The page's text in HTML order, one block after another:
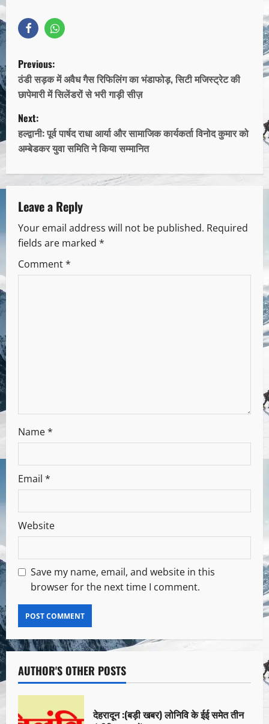
Previous:
ठंडी सड़क में अवैध गैस रिफिलिंग का भंडाफोड़, सिटी मजिस्ट्रेट की
छापेमारी में सिलेंडरों से भरी गाड़ी सीज़
Next:
हल्द्वानी: पूर्व पार्षद राधा आर्या और सामाजिक कार्यकर्ता विनोद कुमार को
अम्बेडकर युवा समिति ने किया सम्मानित
Leave a Reply
Your email address will not be published. Required
fields are marked *
Comment*
Name*
Email *
Website
Save my name, email, and website in this
browser for the next time I comment.
AUTHOR'S OTHER POSTS
देहरादून :(बड़ी खबर) लोनिवि के ईई समेत तीन